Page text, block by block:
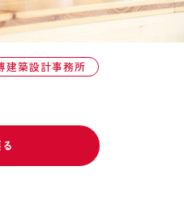
建築設計事務所